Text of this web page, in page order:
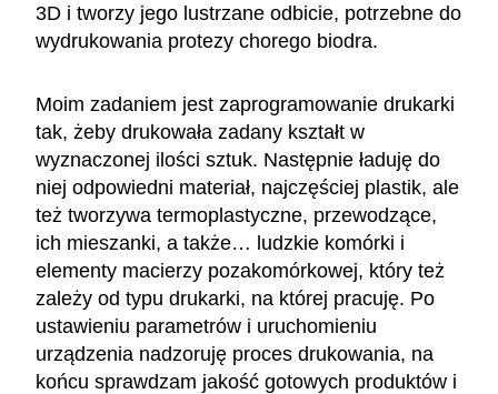
3D i tworzy jego lustrzane odbicie, potrzebne do
wydrukowania protezy chorego biodra.
Moim zadaniem jest zaprogramowanie drukarki
tak, żeby drukowała zadany kształt w
wyznaczonej ilości sztuk. Następnie ładuję do
niej odpowiedni materiał, najczęściej plastik, ale
też tworzywa termoplastyczne, przewodzące,
ich mieszanki, a także… ludzkie komórki i
elementy macierzy pozakomórkowej, który też
zależy od typu drukarki, na której pracuję. Po
ustawieniu parametrów i uruchomieniu
urządzenia nadzoruję proces drukowania, na
końcu sprawdzam jakość gotowych produktów i